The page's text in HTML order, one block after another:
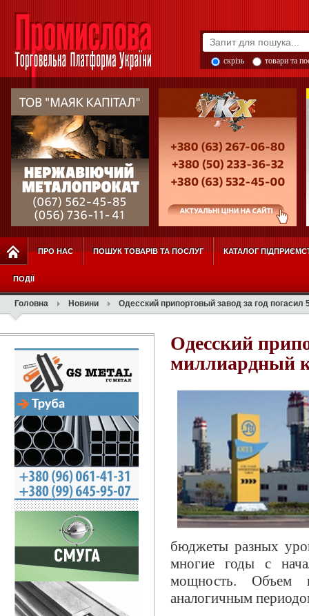
скрізь товари та
ПРО НАС ПОШУК ТОВАРІВ ТА ПОСЛУГ КАТАЛОГ
ПОДІЇ
Головна Новини Одесский припортовый завод за год
Одесский
миллиардный
бюджеты разных
многие годы с
мощность. Объем
аналогичным